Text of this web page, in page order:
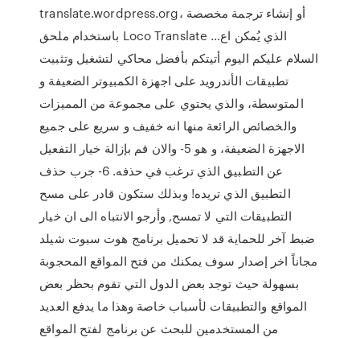
translate.wordpress.org، أو إنشاء ترجمة مخصصة
باستخدام ملحق Loco Translate الذي يُمكن اع…
السلام عليكم اليوم أتيتكم بأفضل محاكي لتشغيل وتثبيت
تطبيقات الأندرويد على اجهزة الكمبيوتر الضعيفة و
المتوسطة، والذي يحتوي على مجموعة من المميزات
والخصائص الرائعة منها انه خفيف و سريع على جميع
الاجهزة الضعيفة، و هو 5- والان قم بإزالة خيار التفعيل
عن التطبيق الذي ترغب في حذفه. 6- جرب حذف
التطبيق الذي تريده! وبذلك ستكون قادر على مسح
التطبيقات التي لا تمسح, وأرجو الانتباه الى ان خيار
ضبط آخر للحماية قد لا تحميل برنامج هوت سبوت شيلد
مجاناً اخر إصدار سوف يمكنك من فتح المواقع المحجوبة
بسهولة حيث توجد بعض الدول التي تقوم بحظر بعض
المواقع والتطبيقات لأسباب خاصة وهذا ما يدفع العديد
من المستخدمين للبحث عن برنامج لفتح المواقع